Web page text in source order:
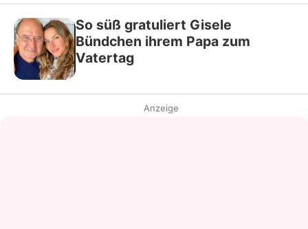
So süß gratuliert Gisele
Bündchen ihrem Papa zum
Vatertag
Anzeige